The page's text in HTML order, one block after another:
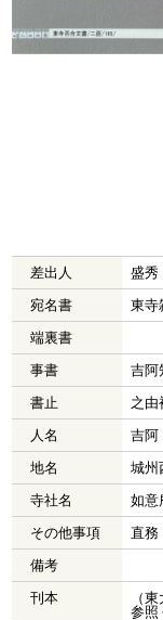
差出人
盛秀
宛名書
東寺
端裏書
事書
吉阿
書止
之由
人名
吉阿
地名
城州
寺社名
如意
その他事項
直務
備考
刊本
（
参照